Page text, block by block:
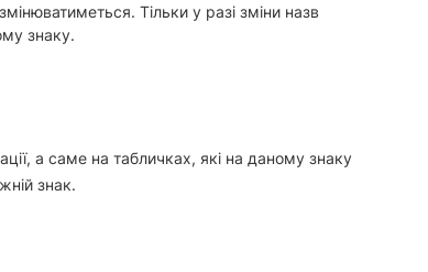
Тільки у разі зміни назв
знаку.
а саме на табличках, які на даному знаку
знак.